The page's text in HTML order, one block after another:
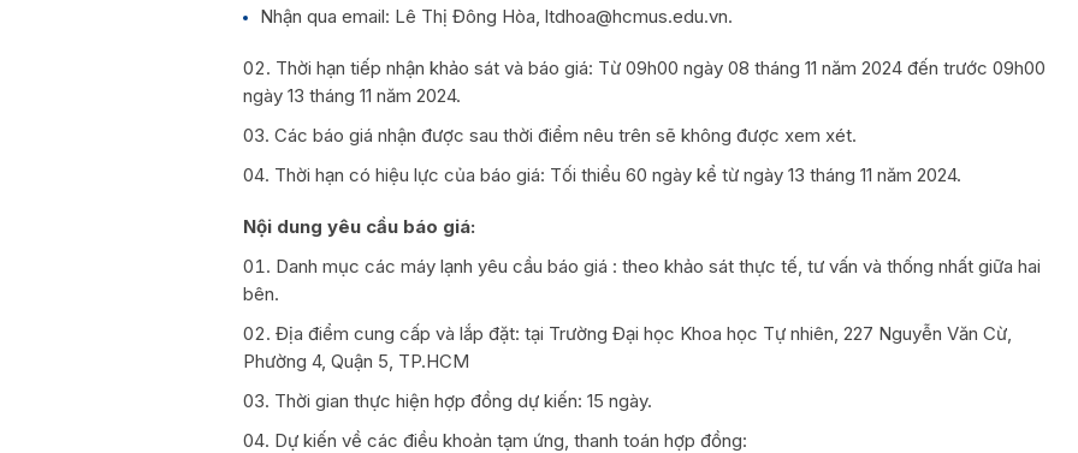
Nhận qua email: Lê Thị Đông Hòa, ltdhoa@hcmus.edu.vn.
Thời hạn tiếp nhận khảo sát và báo giá: Từ 09h00 ngày 08 tháng 11 năm 2024 đến trước 09h00
ngày 13 tháng 11 năm 2024.
Các báo giá nhận được sau thời điểm nêu trên sẽ không được xem xét.
Thời hạn có hiệu lực của báo giá: Tối thiểu 60 ngày kể từ ngày 13 tháng 11 năm 2024.
Nội dung yêu cầu báo giá:
Danh mục các máy lạnh yêu cầu báo giá : theo khảo sát thực tế, tư vấn và thống nhất giữa hai
bên.
Địa điểm cung cấp và lắp đặt: tại Trường Đại học Khoa học Tự nhiên, 227 Nguyễn Văn Cừ,
Phường 4, Quận 5, TP.HCM
Thời gian thực hiện hợp đồng dự kiến: 15 ngày.
Dự kiến về các điều khoản tạm ứng, thanh toán hợp đồng: